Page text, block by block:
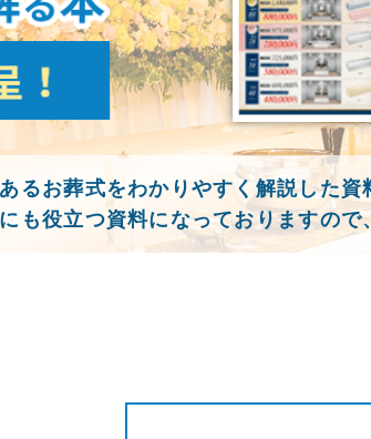
るお葬式をわかりやすく解説した資
も役立つ資料になっておりますので